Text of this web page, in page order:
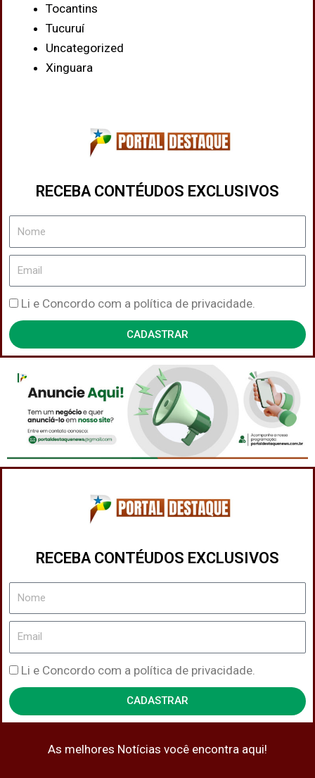
Tocantins
Tucuruí
Uncategorized
Xinguara
RECEBA CONTÉUDOS EXCLUSIVOS
Nome
Email
Política
de
Privacidade
Li e Concordo com a política de privacidade.
CADASTRAR
RECEBA CONTÉUDOS EXCLUSIVOS
Nome
Email
Política
de
Privacidade
Li e Concordo com a política de privacidade.
CADASTRAR
As melhores Notícias você encontra aqui!